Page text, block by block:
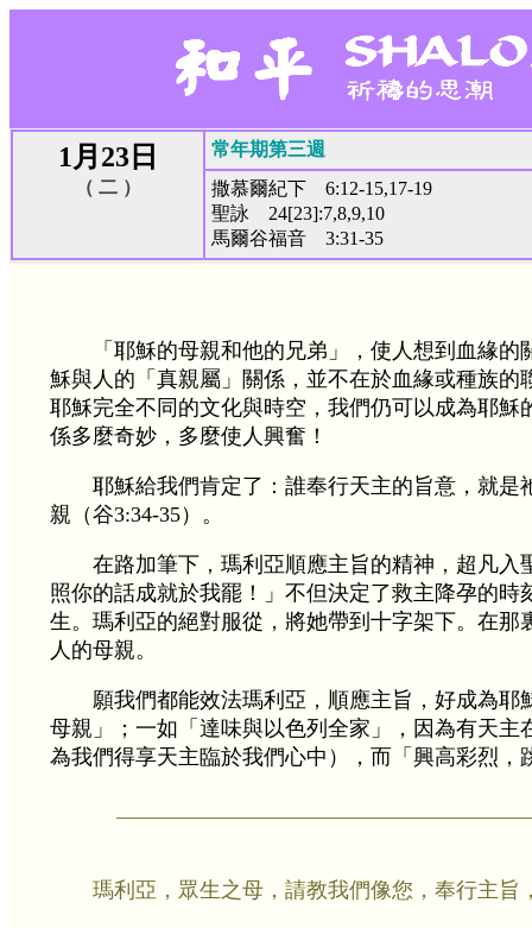
1月23日
（ 二 ）
常年期第三週
撒慕爾紀下 6:12-15,17-19
聖詠 24[23]:7,8,9,10
馬爾谷福音 3:31-35
「耶穌的母親和他的兄弟」，使人想到血緣
穌與人的「真親屬」關係，並不在於血緣或種族的
耶穌完全不同的文化與時空，我們仍可以成為耶穌
係多麼奇妙，多麼使人興奮！
耶穌給我們肯定了：誰奉行天主的旨意，就是
親（谷3:34-35）。
在路加筆下，瑪利亞順應主旨的精神，超凡入
照你的話成就於我罷！」不但決定了救主降孕的時
生。瑪利亞的絕對服從，將她帶到十字架下。在那
人的母親。
願我們都能效法瑪利亞，順應主旨，好成為耶
母親」；一如「達味與以色列全家」，因為有天主
為我們得享天主臨於我們心中），而「興高彩烈，
瑪利亞，眾生之母，請教我們像您，奉行主旨